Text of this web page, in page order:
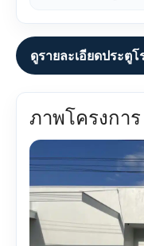
ดูรายละเอียดประตู
ภาพโครงการ